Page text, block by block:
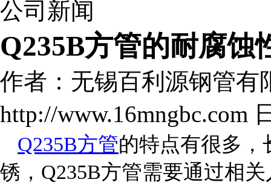
公司新闻
Q235B方管的耐腐蚀
作者：无锡百利源钢管有
http://www.16mngbc.com
Q235B方管的特点有很多，
锈，Q235B方管需要通过相